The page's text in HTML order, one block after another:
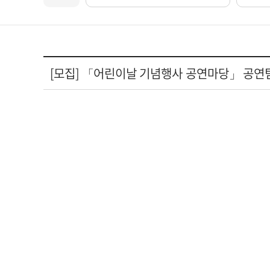
[모집] 「어린이날 기념행사 공연마당」 공연